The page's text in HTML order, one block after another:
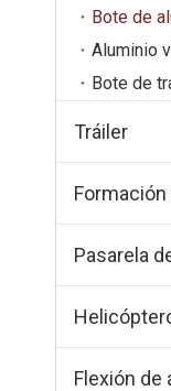
Bote de
Aluminio
Bote de
Tráiler
Pasarela
Flexión de